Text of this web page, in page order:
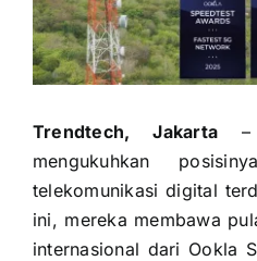
Trendtech, Jakarta
mengukuhkan
telekomunikasi digital
ini, mereka membawa
internasional dari Ookla